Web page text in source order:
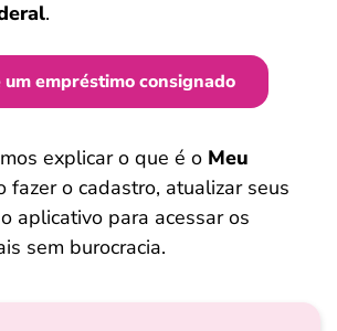
.
um empréstimo consignado
explicar o que é o Meu
fazer o cadastro, atualizar seus
aplicativo para acessar os
sem burocracia.